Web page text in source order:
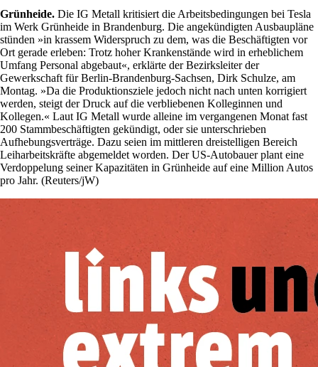
Grünheide. Die IG Metall kritisiert die Arbeitsbedingungen bei Tesla
im Werk Grünheide in Brandenburg. Die angekündigten Ausbaupläne
stünden »in krassem Widerspruch zu dem, was die Beschäftigten vor
Ort gerade erleben: Trotz hoher Krankenstände wird in erheblichem
Umfang Personal abgebaut«, erklärte der Bezirksleiter der
Gewerkschaft für Berlin-Brandenburg-Sachsen, Dirk Schulze, am
Montag. »Da die Produktionsziele jedoch nicht nach unten korrigiert
werden, steigt der Druck auf die verbliebenen Kolleginnen und
Kollegen.« Laut IG Metall wurde alleine im vergangenen Monat fast
200 Stammbeschäftigten gekündigt, oder sie unterschrieben
Aufhebungsverträge. Dazu seien im mittleren dreistelligen Bereich
Leiharbeitskräfte abgemeldet worden. Der US-Autobauer plant eine
Verdoppelung seiner Kapazitäten in Grünheide auf eine Million Autos
pro Jahr. (Reuters/jW)